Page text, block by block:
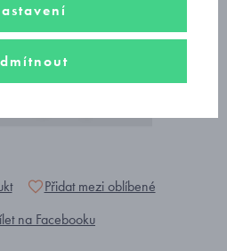
Přidat mezi oblíbené
na Facebooku